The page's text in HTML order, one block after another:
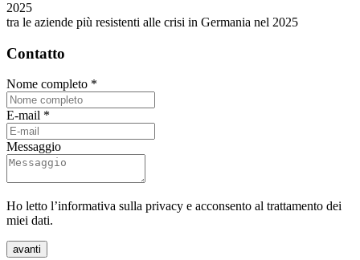
2025
tra le aziende più resistenti alle crisi in Germania nel 2025
Contatto
Nome completo *
E-mail *
Messaggio
Ho letto l’informativa sulla privacy e acconsento al trattamento dei
miei dati.
avanti